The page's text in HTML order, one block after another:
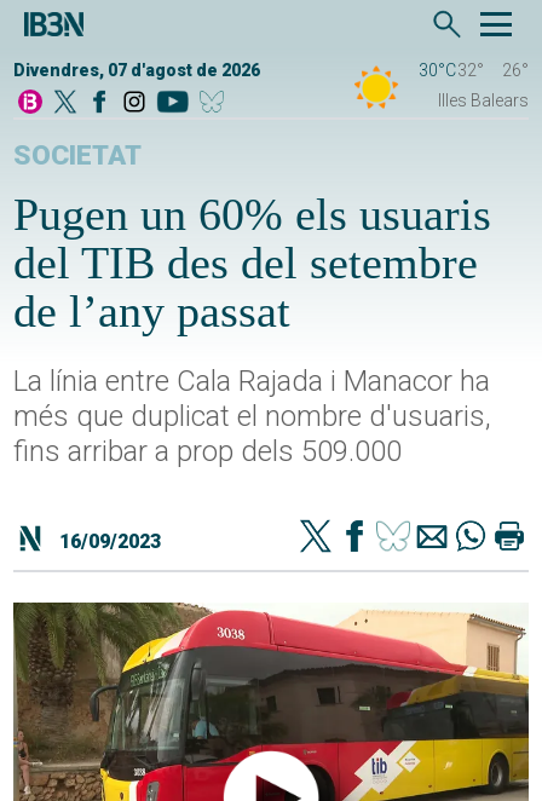
Divendres, 07 d'agost de 2026 30°C32°
26°
Illes Balears
SOCIETAT
Pugen un 60% els usuaris
del TIB des del setembre
de l’any passat
La línia entre Cala Rajada i Manacor ha
més que duplicat el nombre d'usuaris,
fins arribar a prop dels 509.000
16/09/2023